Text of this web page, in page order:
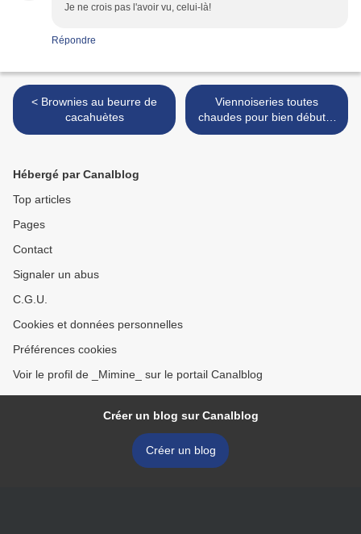
Je ne crois pas l'avoir vu, celui-là!
Répondre
< Brownies au beurre de
cacahuètes
Viennoiseries toutes
chaudes pour bien débuter
les vacances ! >
Hébergé par Canalblog
Top articles
Pages
Contact
Signaler un abus
C.G.U.
Cookies et données personnelles
Préférences cookies
Voir le profil de _Mimine_ sur le portail Canalblog
Créer un blog sur Canalblog
Créer un blog